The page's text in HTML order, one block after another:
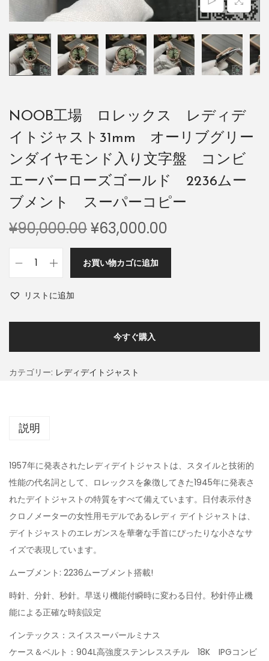
NOOB工場 ロレックス レディデ
イトジャスト31mm オーリブグリー
ンダイヤモンド入り文字盤 コンビ
エーバーローズゴールド 2236ムー
ブメント スーパーコピー
¥90,000.00¥63,000.00
お買い物カゴに追加
リストに追加
今すぐ購入
カテゴリー: レディデイトジャスト
説明
1957年に発表されたレディデイトジャストは、スタイルと技術的
性能の代名詞として、ロレックスを象徴してきた1945年に発表さ
れたデイトジャストの特質をすべて備えています。日付表示付き
クロノメーターの女性用モデルであるレディ デイトジャストは、
デイトジャストのエレガンスを華奢な手首にぴったりな小さなサ
イズで表現しています。
ムーブメント: 2236ムーブメント搭載!
時針、分針、秒針。早送り機能付瞬時に変わる日付。秒針停止機
能による正確な時刻設定
インテックス：スイススーパールミナス
ケース＆ベルト：904L高強度ステンレススチル 18K IPGコンビ